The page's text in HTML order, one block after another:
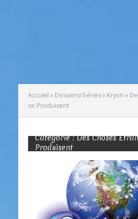
Accueil » Dossiers/Séries» Kryon »
se Produisent
Catégorie : Des Choses
Produisent